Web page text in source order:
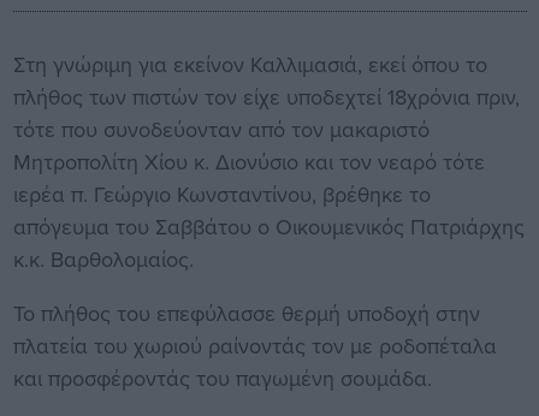
Στη γνώριμη για εκείνον Καλλιμασιά, εκεί όπου το
πλήθος των πιστών τον είχε υποδεχτεί 18χρόνια πριν,
τότε που συνοδεύονταν από τον μακαριστό
Μητροπολίτη Χίου κ. Διονύσιο και τον νεαρό τότε
ιερέα π. Γεώργιο Κωνσταντίνου, βρέθηκε το
απόγευμα του Σαββάτου ο Οικουμενικός Πατριάρχης
κ.κ. Βαρθολομαίος.
Το πλήθος του επεφύλασσε θερμή υποδοχή στην
πλατεία του χωριού ραίνοντάς τον με ροδοπέταλα
και προσφέροντάς του παγωμένη σουμάδα.